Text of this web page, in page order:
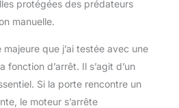
protégées des prédateurs
manuelle.
que j’ai testée avec une
d’arrêt. Il s’agit d’un
Si la porte rencontre un
le moteur s’arrête